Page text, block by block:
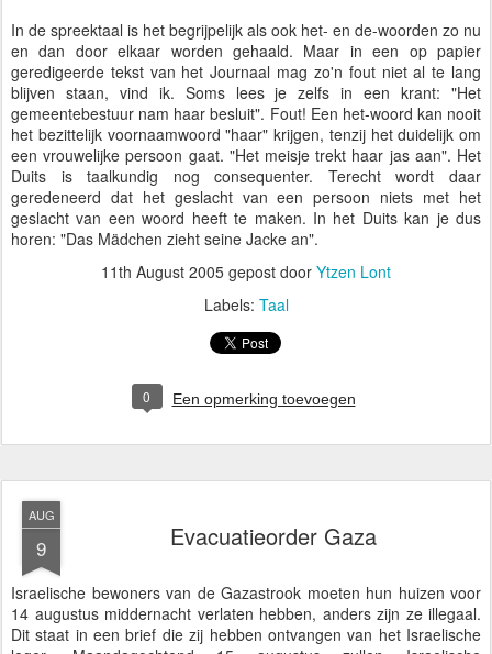
In de spreektaal is het begrijpelijk als ook het- en de-woorden zo nu
en dan door elkaar worden gehaald. Maar in een op papier
geredigeerde tekst van het Journaal mag zo'n fout niet al te lang
blijven staan, vind ik. Soms lees je zelfs in een krant: "Het
gemeentebestuur nam haar besluit". Fout! Een het-woord kan nooit
het bezittelijk voornaamwoord "haar" krijgen, tenzij het duidelijk om
een vrouwelijke persoon gaat. "Het meisje trekt haar jas aan". Het
Duits is taalkundig nog consequenter. Terecht wordt daar
geredeneerd dat het geslacht van een persoon niets met het
geslacht van een woord heeft te maken. In het Duits kan je dus
horen: "Das Mädchen zieht seine Jacke an".
11th August 2005 gepost door Ytzen Lont
Labels: Taal
0 Een opmerking toevoegen
AUG
9 Evacuatieorder Gaza
Israelische bewoners van de Gazastrook moeten hun huizen voor
14 augustus middernacht verlaten hebben, anders zijn ze illegaal.
Dit staat in een brief die zij hebben ontvangen van het Israelische